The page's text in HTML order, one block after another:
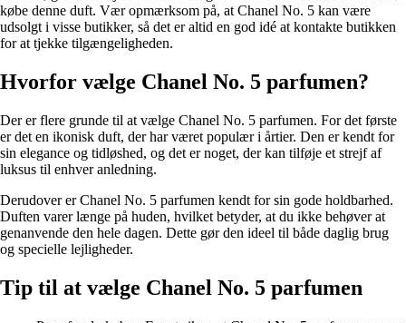
købe denne duft. Vær opmærksom på, at Chanel No. 5 kan være
udsolgt i visse butikker, så det er altid en god idé at kontakte butikken
for at tjekke tilgængeligheden.
Hvorfor vælge Chanel No. 5 parfumen?
Der er flere grunde til at vælge Chanel No. 5 parfumen. For det første
er det en ikonisk duft, der har været populær i årtier. Den er kendt for
sin elegance og tidløshed, og det er noget, der kan tilføje et strejf af
luksus til enhver anledning.
Derudover er Chanel No. 5 parfumen kendt for sin gode holdbarhed.
Duften varer længe på huden, hvilket betyder, at du ikke behøver at
genanvende den hele dagen. Dette gør den ideel til både daglig brug
og specielle lejligheder.
Tip til at vælge Chanel No. 5 parfumen